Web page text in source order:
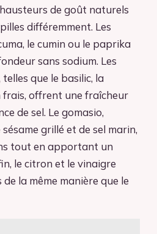
de goût naturels
différemment. Les
le cumin ou le paprika
sans sodium. Les
que le basilic, la
offrent une fraîcheur
de sel. Le gomasio,
grillé et de sel marin,
tout en apportant un
le citron et le vinaigre
la même manière que le